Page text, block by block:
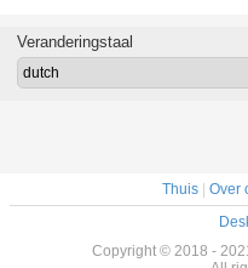
Bewegen
Veranderingstaal
Thuis | Over
Copyright © 2018 -